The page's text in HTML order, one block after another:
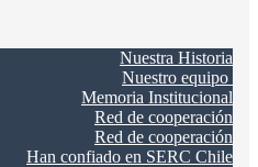
Nuestra Historia
Nuestro equipo
Memoria Institucional
Red de cooperación
Red de cooperación
Han confiado en SERC Chile